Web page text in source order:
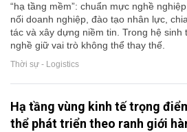
“hạ tầng mềm”: chuẩn mực nghề
nối doanh nghiệp, đào tạo nhân lực,
tác và xây dựng niềm tin. Trong hệ sinh
nghề giữ vai trò không thể thay thế.
Thời sự - Logistics
Hạ tầng vùng kinh tế trọng
thể phát triển theo ranh giới